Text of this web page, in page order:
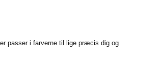
passer i farverne til lige præcis dig og